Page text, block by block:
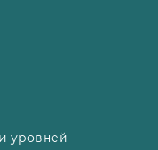
уровней